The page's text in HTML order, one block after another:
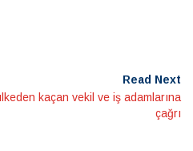
Read Next
kaçan vekil ve iş adamlarına
çağrı